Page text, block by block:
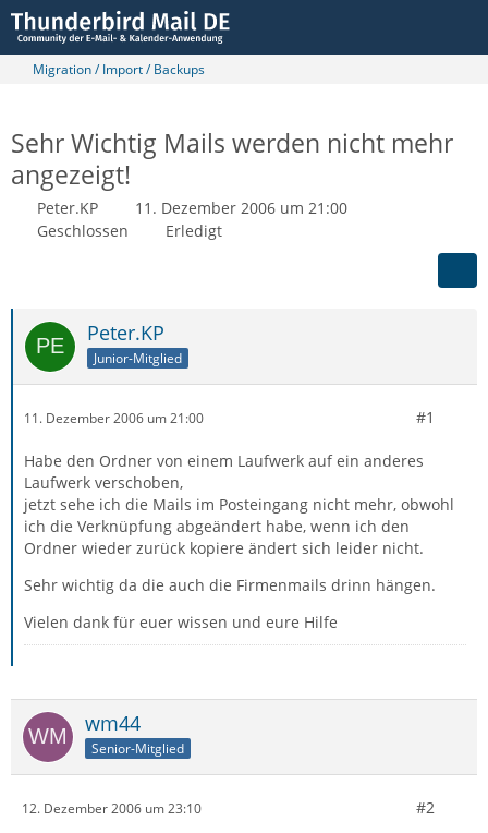
Migration / Import / Backups
Sehr Wichtig Mails werden nicht mehr
angezeigt!
Peter.KP
11. Dezember 2006 um 21:00
Geschlossen
Erledigt
Peter.KP
Junior-Mitglied
11. Dezember 2006 um 21:00 #1
Habe den Ordner von einem Laufwerk auf ein anderes
Laufwerk verschoben,
jetzt sehe ich die Mails im Posteingang nicht mehr, obwohl
ich die Verknüpfung abgeändert habe, wenn ich den
Ordner wieder zurück kopiere ändert sich leider nicht.
Sehr wichtig da die auch die Firmenmails drinn hängen.
Vielen dank für euer wissen und eure Hilfe
wm44
Senior-Mitglied
12. Dezember 2006 um 23:10 #2